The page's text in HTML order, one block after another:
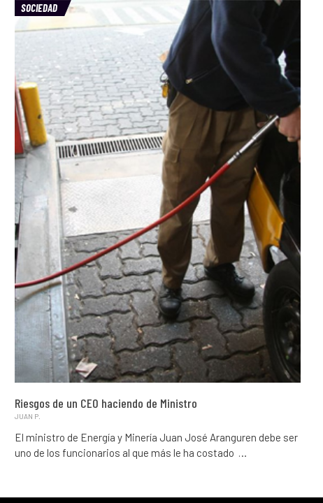
SOCIEDAD
Riesgos de un CEO haciendo de Ministro
JUAN P.
El ministro de Energía y Minería Juan José Aranguren debe ser
uno de los funcionarios al que más le ha costado …